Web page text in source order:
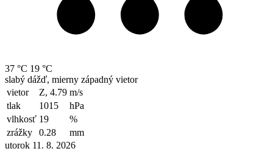
37 °C 19 °C
slabý dážď, mierny západný vietor
vietor
Z, 4.79 m/s
tlak
1015
hPa
vlhkosť 19
%
zrážky
0.28
mm
utorok 11. 8. 2026